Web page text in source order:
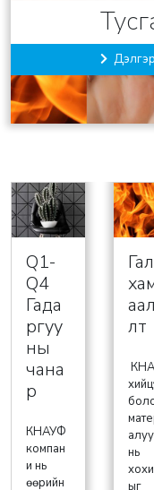
Q1-
Q4
Гада
ргуу
ны
чана
р
КНАУФ
компан
и нь
өөрийн
Гал
лт
нь
ыг